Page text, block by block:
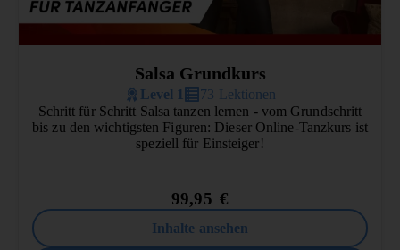
Salsa Grundkurs
Level 1
73 Lektionen
Schritt für Schritt Salsa tanzen lernen - vom Grundschritt
bis zu den wichtigsten Figuren: Dieser Online-Tanzkurs ist
speziell für Einsteiger!
99,95 €
Inhalte ansehen